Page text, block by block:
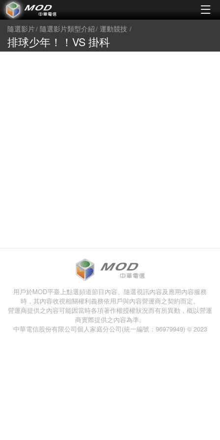
隨選影片 隨選影片類型介紹 運動競技
排球少年！！VS 掛科
用戶於MOD平臺上點選頻道節目內容、隨選視訊內容及應用內容服務
時，其內容收視相關權利義務依用戶與內容營運商之契約而定。
營運商提供之內容可能因當時各項著作權授權狀況而有所異動，概以營運
商實際提供之內容為準。
中華電信股份有限公司個人家庭分公司(統一編號：96979949) © 2023